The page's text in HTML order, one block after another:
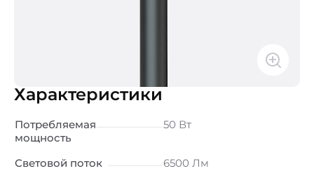
Характеристики
Потребляемая
мощность
50 Вт
Световой поток
6500 Лм